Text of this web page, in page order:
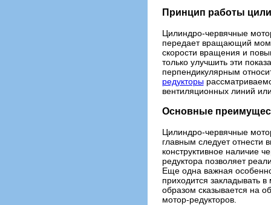
Принцип работы
Цилиндро-червячные
передает вращающий
скорости вращения и
только улучшить эти
перпендикулярным
редукторы
вентиляционных линий
Основные
Цилиндро-червячные
главным следует отнести
конструктивное наличие
редуктора позволяет
Еще одна важная
приходится закладывать
образом сказывается на
мотор-редукторов.